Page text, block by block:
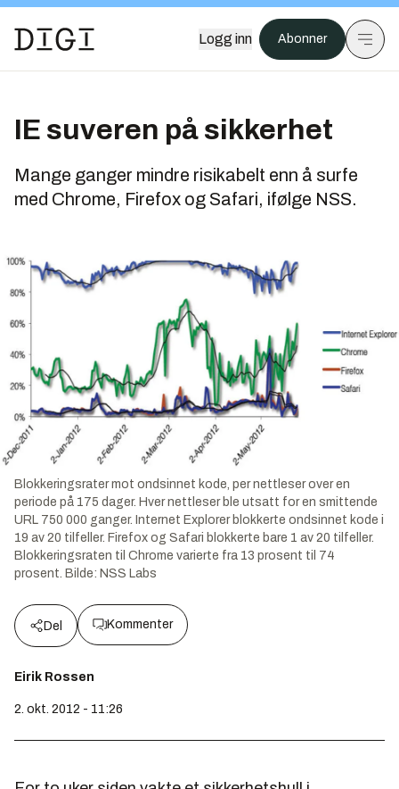
Logg inn Abonner
IE suveren på sikkerhet
Mange ganger mindre risikabelt enn å surfe
med Chrome, Firefox og Safari, ifølge NSS.
Blokkeringsrater mot ondsinnet kode, per nettleser over en
periode på 175 dager. Hver nettleser ble utsatt for en smittende
URL 750 000 ganger. Internet Explorer blokkerte ondsinnet kode i
19 av 20 tilfeller. Firefox og Safari blokkerte bare 1 av 20 tilfeller.
Blokkeringsraten til Chrome varierte fra 13 prosent til 74
prosent. Bilde: NSS Labs
Del Kommenter
Eirik Rossen
2. okt. 2012 - 11:26